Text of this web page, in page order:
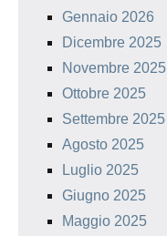
Gennaio 2026
Dicembre 2025
Novembre 2025
Ottobre 2025
Settembre 2025
Agosto 2025
Luglio 2025
Giugno 2025
Maggio 2025